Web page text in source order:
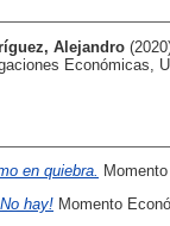
Alejandro
Económicas,
en quiebra.
hay! Momento